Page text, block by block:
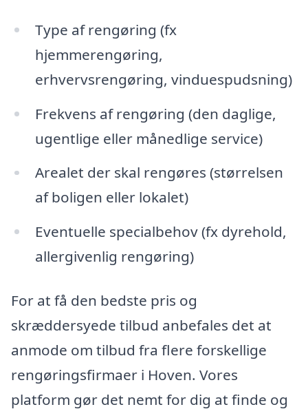
Type af rengøring (fx
hjemmerengøring,
erhvervsrengøring, vinduespudsning)
Frekvens af rengøring (den daglige,
ugentlige eller månedlige service)
Arealet der skal rengøres (størrelsen
af boligen eller lokalet)
Eventuelle specialbehov (fx dyrehold,
allergivenlig rengøring)
For at få den bedste pris og
skræddersyede tilbud anbefales det at
anmode om tilbud fra flere forskellige
rengøringsfirmaer i Hoven. Vores
platform gør det nemt for dig at finde og